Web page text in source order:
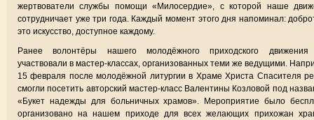
жертвователи службы помощи «Милосердие», с которой наше
сотрудничает уже три года. Каждый момент этого дня напоминал:
это искусство, доступное каждому.
Ранее волонтёры нашего молодёжного приходского
участвовали в мастер-классах, организованных теми же ведущими.
15 февраля после молодёжной литургии в Храме Христа Спасителя
смогли посетить авторский мастер-класс Валентины Козловой под
«Букет надежды для больничных храмов». Мероприятие было
организовано на нашем приходе для всех желающих прихожан